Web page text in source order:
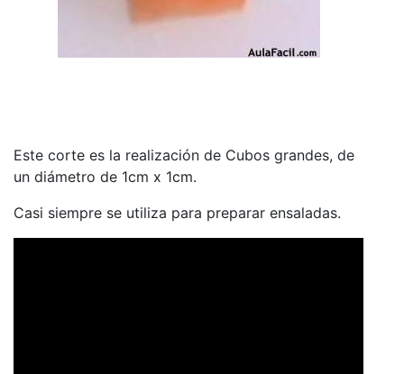
Este corte es la realización de Cubos grandes, de
un diámetro de 1cm x 1cm.
Casi siempre se utiliza para preparar ensaladas.